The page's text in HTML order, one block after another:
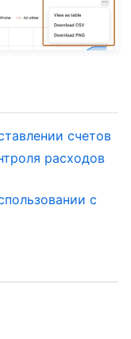
счетов
расходов
с